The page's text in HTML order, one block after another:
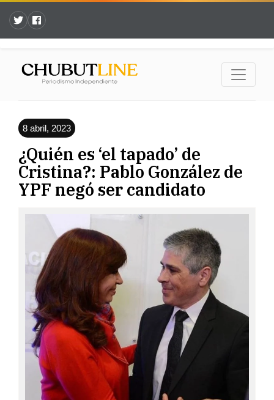
8 abril, 2023
¿Quién es ‘el tapado’ de
Cristina?: Pablo González de
YPF negó ser candidato